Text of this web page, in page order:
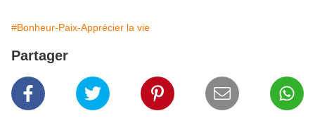
#Bonheur-Paix-Apprécier la vie
Partager